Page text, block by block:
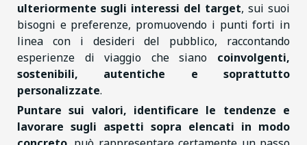
ulteriormente sugli interessi del target, sui suoi
bisogni e preferenze, promuovendo i punti forti in
linea con i desideri del pubblico, raccontando
esperienze di viaggio che siano coinvolgenti,
sostenibili, autentiche e soprattutto
personalizzate.
Puntare sui valori, identificare le tendenze e
lavorare sugli aspetti sopra elencati in modo